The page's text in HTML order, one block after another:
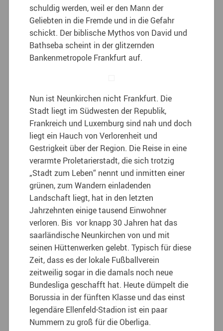
schuldig werden, weil er den Mann der
Geliebten in die Fremde und in die Gefahr
schickt. Der biblische Mythos von David und
Bathseba scheint in der glitzernden
Bankenmetropole Frankfurt auf.
Nun ist Neunkirchen nicht Frankfurt. Die
Stadt liegt im Südwesten der Republik,
Frankreich und Luxemburg sind nah und doch
liegt ein Hauch von Verlorenheit und
Gestrigkeit über der Region. Die Reise in eine
verarmte Proletarierstadt, die sich trotzig
„Stadt zum Leben“ nennt und inmitten einer
grünen, zum Wandern einladenden
Landschaft liegt, hat in den letzten
Jahrzehnten einige tausend Einwohner
verloren. Bis vor knapp 30 Jahren hat das
saarländische Neunkirchen von und mit
seinen Hüttenwerken gelebt. Typisch für diese
Zeit, dass es der lokale Fußballverein
zeitweilig sogar in die damals noch neue
Bundesliga geschafft hat. Heute dümpelt die
Borussia in der fünften Klasse und das einst
legendäre Ellenfeld-Stadion ist ein paar
Nummern zu groß für die Oberliga.